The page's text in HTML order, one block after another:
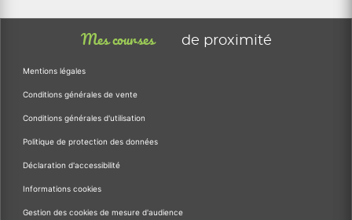
Mes courses de proximité
Mentions légales
Conditions générales de vente
Conditions générales d'utilisation
Politique de protection des données
Déclaration d'accessibilité
Informations cookies
Gestion des cookies de mesure d'audience